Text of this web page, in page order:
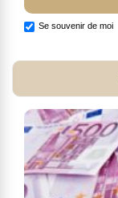
Se souvenir de moi